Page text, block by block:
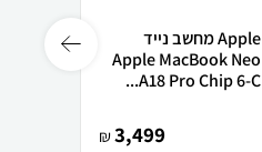
Apple מחשב נייד
Apple MacBook Neo
A18 Pro Chip 6-C...
3,499
₪